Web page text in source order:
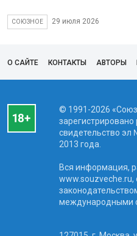
СОЮЗНОЕ 29 июля 2026
О САЙТЕ КОНТАКТЫ АВТОРЫ
© 1991-2026
свидетельство
2013 года.
Вся информация,
www.souzveche.ru,
международными